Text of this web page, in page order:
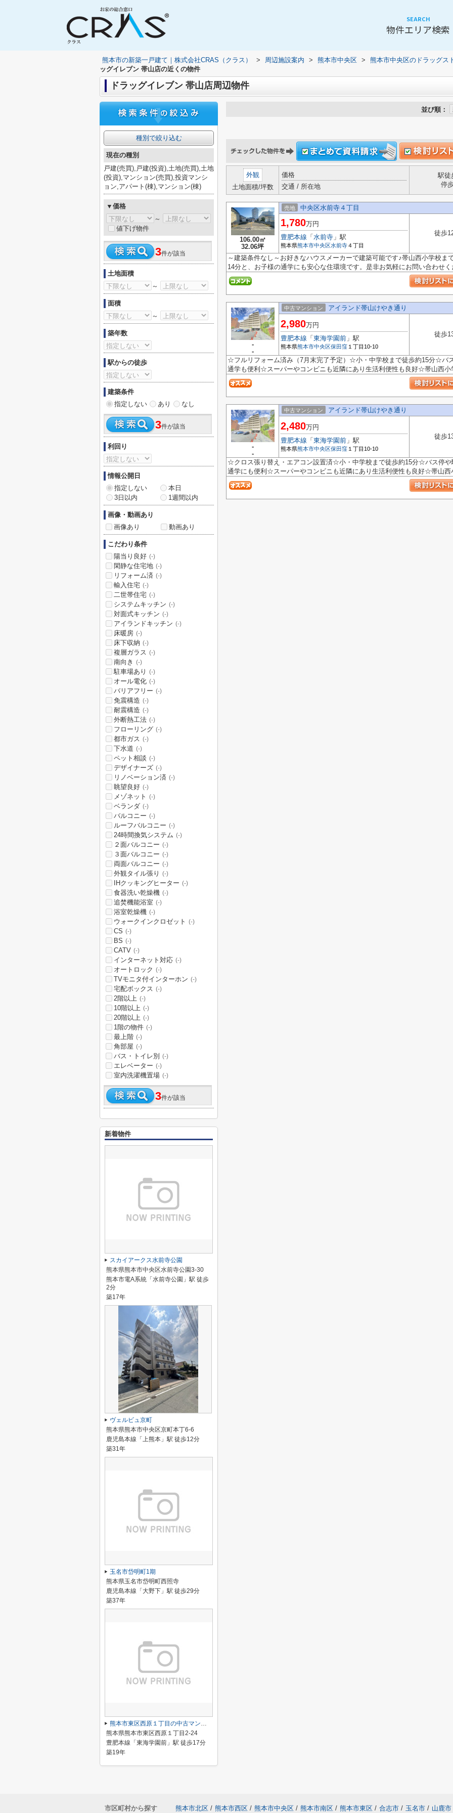
SEARCH
物件エリア検索
熊本市の新築一戸建て｜株式会社CRAS（クラス） > 周辺施設案内 > 熊本市中央区 >
熊本市中央区のドラッグス
ッグイレブン 帯山店の近くの物件
ドラッグイレブン 帯山店周辺物件
並び順：
外観
土地面積/坪数
価格
交通 / 所在地
駅徒
停
106.00㎡
32.06坪
売地 中央区水前寺４丁目
1,780万円
豊肥本線 「 水前寺 」駅
熊本県熊本市中央区水前寺４丁目
徒歩
～建築条件なし～お好きなハウスメーカーで建築可能です♪帯山西小学校ま
14分と、お子様の通学にも安心な住環境です。是非お気軽にお問い合わせ
-
-
中古マンション アイランド帯山けやき通り
2,980万円
豊肥本線 「 東海学園前 」駅
熊本県熊本市中央区保田窪 １丁目10-10
徒歩
☆フルリフォーム済み（7月末完了予定）☆小・中学校まで徒歩約15分☆バ
通学も便利☆スーパーやコンビニも近隣にあり生活利便性も良好☆帯山西小
-
-
中古マンション アイランド帯山けやき通り
2,480万円
豊肥本線 「 東海学園前 」駅
熊本県熊本市中央区保田窪 １丁目10-10
徒歩
☆クロス張り替え・エアコン設置済☆小・中学校まで徒歩約15分☆バス停や
通学にも便利☆スーパーやコンビニも近隣にあり生活利便性も良好☆帯山西
種別で絞り込む
現在の種別
戸建(売買),戸建(投資),土地(売買),土地
(投資),マンション(売買),投資マンシ
ョン,アパート(棟),マンション(棟)
▼価格
～
値下げ物件
3件が該当
土地面積
～
面積
～
築年数
駅からの徒歩
建築条件
指定しない
あり なし
3件が該当
利回り
情報公開日
指定しない
本日
3日以内
1週間以内
画像・動画あり
画像あり
動画あり
こだわり条件
陽当り良好 (-)
閑静な住宅地 (-)
リフォーム済 (-)
輸入住宅 (-)
二世帯住宅 (-)
システムキッチン (-)
対面式キッチン (-)
アイランドキッチン (-)
床暖房 (-)
床下収納 (-)
複層ガラス (-)
南向き (-)
駐車場あり (-)
オール電化 (-)
バリアフリー (-)
免震構造 (-)
耐震構造 (-)
外断熱工法 (-)
フローリング (-)
都市ガス (-)
下水道 (-)
ペット相談 (-)
デザイナーズ (-)
リノベーション済 (-)
眺望良好 (-)
メゾネット (-)
ベランダ (-)
バルコニー (-)
ルーフバルコニー (-)
24時間換気システム (-)
２面バルコニー (-)
３面バルコニー (-)
両面バルコニー (-)
外観タイル張り (-)
IHクッキングヒーター (-)
食器洗い乾燥機 (-)
追焚機能浴室 (-)
浴室乾燥機 (-)
ウォークインクロゼット (-)
CS (-)
BS (-)
CATV (-)
インターネット対応 (-)
オートロック (-)
TVモニタ付インターホン (-)
宅配ボックス (-)
2階以上 (-)
10階以上 (-)
20階以上 (-)
1階の物件 (-)
最上階 (-)
角部屋 (-)
バス・トイレ別 (-)
エレベーター (-)
室内洗濯機置場 (-)
3件が該当
新着物件
スカイアークス水前寺公園
熊本県熊本市中央区水前寺公園3-30
熊本市電A系統「水前寺公園」駅 徒歩
2分
築17年
ヴェルビュ京町
熊本県熊本市中央区京町本丁6-6
鹿児島本線「上熊本」駅 徒歩12分
築31年
玉名市岱明町1期
熊本県玉名市岱明町西照寺
鹿児島本線「大野下」駅 徒歩29分
築37年
熊本市東区西原１丁目の中古マンション
熊本県熊本市東区西原１丁目2‐24
豊肥本線「東海学園前」駅 徒歩17分
築19年
市区町村から探す 熊本市北区 / 熊本市西区 / 熊本市中央区 / 熊本市南区 / 熊本市東区 / 合志市 / 玉名市 / 山鹿市